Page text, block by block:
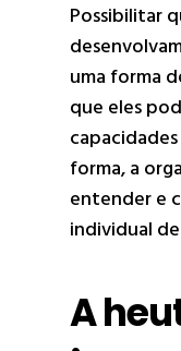
Possibilitar
uma forma
que eles
forma, a
entender e
individual
A